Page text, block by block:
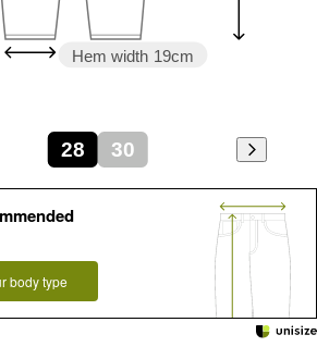
Hem width 19cm
28 30
body type